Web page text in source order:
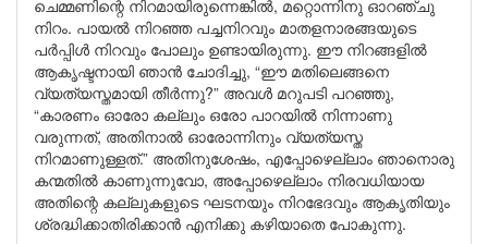
ചെമ്മണിന്റെ നിറമായിരുന്നെങ്കിൽ, മറ്റൊന്നിനു ഓറഞ്ചു
നിറം. പായൽ നിറഞ്ഞ പച്ചനിറവും മാതളനാരങ്ങയുടെ
പർപ്പിൾ നിറവും പോലും ഉണ്ടായിരുന്നു. ഈ നിറങ്ങളിൽ
ആകൃഷ്ടനായി ഞാൻ ചോദിച്ചു, “ഈ മതിലെങ്ങനെ
വ്യത്യസ്തമായി തീർന്നു?” അവൾ മറുപടി പറഞ്ഞു,
“കാരണം ഓരോ കല്ലും ഒരോ പാറയിൽ നിന്നാണു
വരുന്നത്, അതിനാൽ ഓരോന്നിനും വ്യത്യസ്ത
നിറമാണുള്ളത്.” അതിനുശേഷം, എപ്പോഴെല്ലാം ഞാനൊരു
കന്മതിൽ കാണുന്നുവോ, അപ്പോഴെല്ലാം നിരവധിയായ
അതിന്റെ കല്ലുകളുടെ ഘടനയും നിറഭേദവും ആകൃതിയും
ശ്രദ്ധിക്കാതിരിക്കാൻ എനിക്കു കഴിയാതെ പോകുന്നു.